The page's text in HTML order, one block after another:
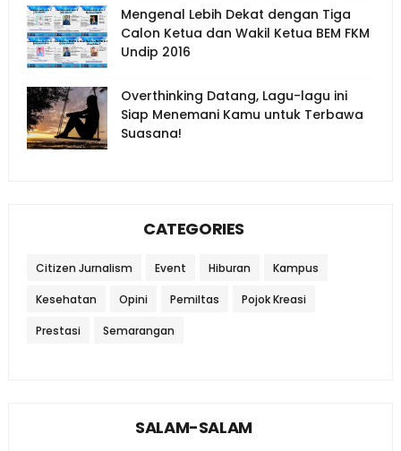
Mengenal Lebih Dekat dengan Tiga
Calon Ketua dan Wakil Ketua BEM FKM
Undip 2016
Overthinking Datang, Lagu-lagu ini
Siap Menemani Kamu untuk Terbawa
Suasana!
CATEGORIES
Citizen Jurnalism Event Hiburan Kampus
Kesehatan Opini Pemiltas Pojok Kreasi
Prestasi Semarangan
SALAM-SALAM